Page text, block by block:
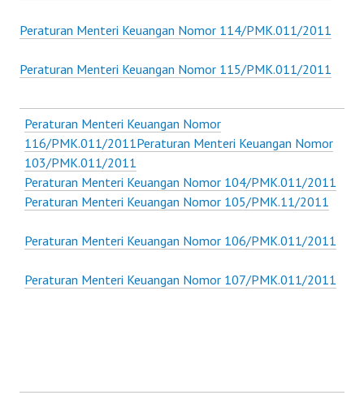
Peraturan Menteri Keuangan Nomor 114/PMK.011/2011
Peraturan Menteri Keuangan Nomor 115/PMK.011/2011
Peraturan Menteri Keuangan Nomor
116/PMK.011/2011Peraturan Menteri Keuangan Nomor
103/PMK.011/2011
Peraturan Menteri Keuangan Nomor 104/PMK.011/2011
Peraturan Menteri Keuangan Nomor 105/PMK.11/2011
Peraturan Menteri Keuangan Nomor 106/PMK.011/2011
Peraturan Menteri Keuangan Nomor 107/PMK.011/2011